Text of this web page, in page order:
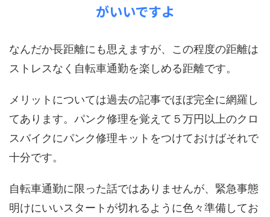
がいいですよ
なんだか長距離にも思えますが、この程度の距離は
ストレスなく自転車通勤を楽しめる距離です。
メリットについては過去の記事でほぼ完全に網羅し
てあります。パンク修理を覚えて５万円以上のクロ
スバイクにパンク修理キットをつけておけばそれで
十分です。
自転車通勤に限った話ではありませんが、緊急事態
明けにいいスタートが切れるように色々準備してお